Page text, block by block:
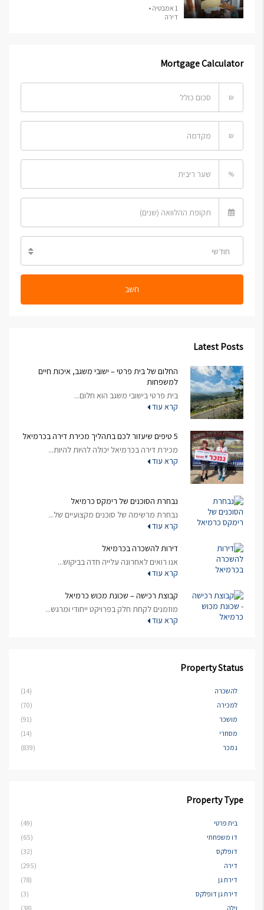
1 אמבטיה •
דירה
Mortgage Calculator
₪
₪
%
חודשי
חשב
Latest Posts
החלום של בית פרטי – ישובי משגב, איכות חיים
למשפחות
בית פרטי בישובי משגב הוא חלום...
קרא עוד
5 טיפים שיעזור לכם בתהליך מכירת דירה בכרמיאל
מכירת דירה בכרמיאל יכולה להיות להיות...
קרא עוד
נבחרת הסוכנים של רימקס כרמיאל
נבחרת מרשימה של סוכנים מקצועיים של...
קרא עוד
דירות להשכרה בכרמיאל
אנו רואים לאחרונה עלייה חדה בביקוש...
קרא עוד
קבוצת רכישה – שכונת מכוש כרמיאל
מוזמנים לקחת חלק בפרויקט ייחודי ומרגש...
קרא עוד
Property Status
להשכרה
(14)
למכירה
(70)
מושכר
(91)
מסחרי
(14)
נמכר
(839)
Property Type
בית פרטי
(49)
דו משפחתי
(65)
דופלקס
(32)
דירה
(295)
דירת גן
(78)
דירת גן דופלקס
(3)
וילה
(38)